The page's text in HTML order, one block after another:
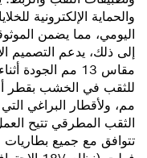
والحماية الإلكترونية
اليومي، مما يضمن
إلى ذلك، يدعم التصميم
مقاس 13 مم الجودة